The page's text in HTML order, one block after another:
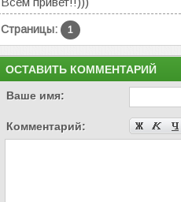
Страницы: 1
ОСТАВИТЬ КОММЕНТАРИЙ
Ваше имя:
Комментарий: